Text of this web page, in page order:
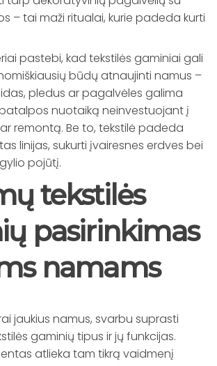
– tai maži ritualai, kurie padeda kurti
pastebi, kad tekstilės gaminiai gali
būdų atnaujinti namus –
pledus ar pagalvėles galima
nuotaiką neinvestuojant į
remontą. Be to, tekstilė padeda
linijas, sukurti įvairesnes erdves bei
pojūtį.
tekstilės
pasirinkimas
namams
jaukius namus, svarbu suprasti
gaminių tipus ir jų funkcijas.
atlieka tam tikrą vaidmenį